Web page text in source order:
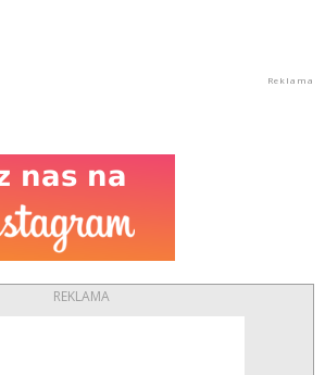
REKLAMA